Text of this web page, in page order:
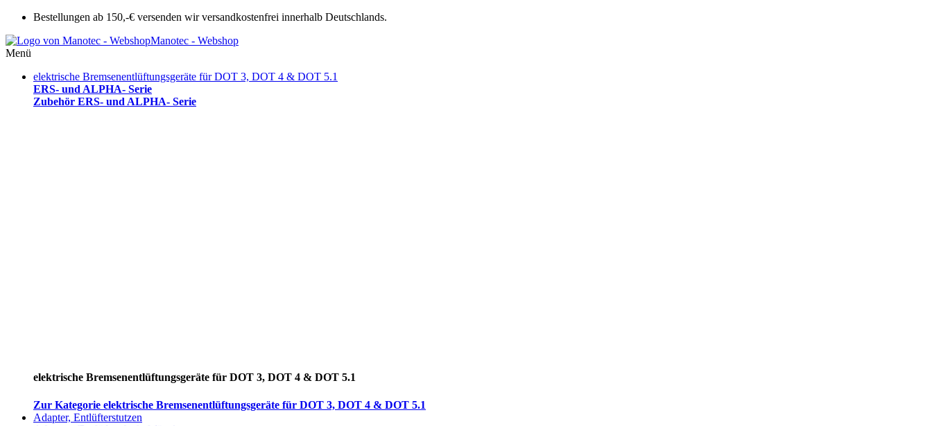
Bestellungen ab 150,-€ versenden wir versandkostenfrei innerhalb Deutschlands.
Manotec - Webshop
Menü
elektrische Bremsenentlüftungsgeräte für DOT 3, DOT 4 & DOT 5.1
ERS- und ALPHA- Serie
Zubehör ERS- und ALPHA- Serie
elektrische Bremsenentlüftungsgeräte für DOT 3, DOT 4 & DOT 5.1
Zur Kategorie elektrische Bremsenentlüftungsgeräte für DOT 3, DOT 4 & DOT 5.1
Adapter, Entlüfterstutzen